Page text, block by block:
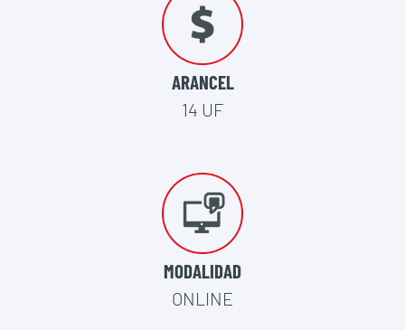
ARANCEL
14 UF
MODALIDAD
ONLINE